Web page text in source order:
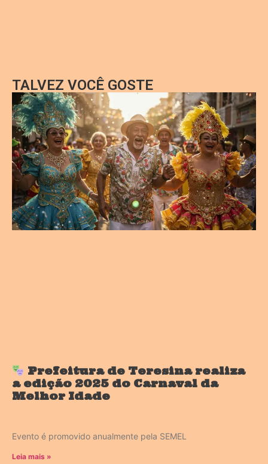
TALVEZ VOCÊ GOSTE
Prefeitura de Teresina realiza
a edição 2025 do Carnaval da
Melhor Idade
Evento é promovido anualmente pela SEMEL
Leia mais »